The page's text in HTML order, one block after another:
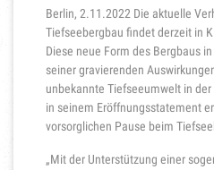
Berlin, 2.11.2022 Die aktuelle
Tiefseebergbau findet derzeit in
Diese neue Form des Bergbaus
seiner gravierenden
unbekannte Tiefseeumwelt in
in seinem Eröffnungsstatement
vorsorglichen Pause beim
„Mit der Unterstützung einer